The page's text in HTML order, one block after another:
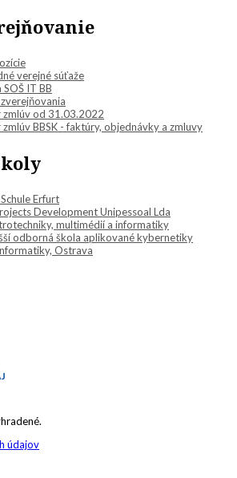
verejné súťaže
IT BB
zmlúv od 31.03.2022
BBSK - faktúry, objednávky a zmluvy
Erfurt
Development Unipessoal Lda
multimédií a informatiky
odborná škola aplikované kybernetiky
Ostrava
údajov